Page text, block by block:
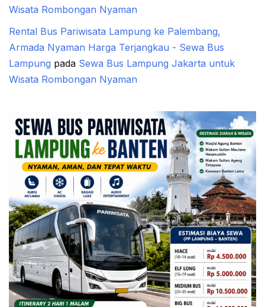
Wisata Rombongan Nyaman
Rental Bus Pariwisata Lampung ke Palembang,
Armada Nyaman Harga Terjangkau - Sewa Bus
Lampung pada Sewa Bus Lampung Jakarta untuk
Wisata Rombongan Nyaman